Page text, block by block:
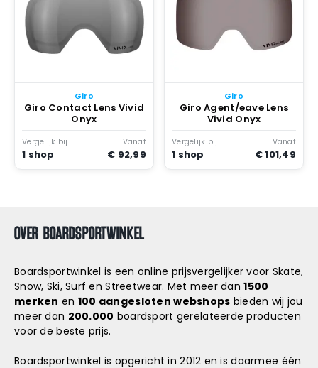
Giro
Giro Contact Lens Vivid
Onyx
Vergelijk bij
1 shop
Vanaf
€ 92,99
Giro
Giro Agent/eave Lens
Vivid Onyx
Vergelijk bij
1 shop
Vanaf
€ 101,49
OVER BOARDSPORTWINKEL
Boardsportwinkel is een online prijsvergelijker voor Skate,
Snow, Ski, Surf en Streetwear. Met meer dan1500
merken en 100 aangesloten webshops bieden wij jou
meer dan 200.000 boardsport gerelateerde producten
voor de beste prijs.
Boardsportwinkel is opgericht in 2012 en is daarmee één